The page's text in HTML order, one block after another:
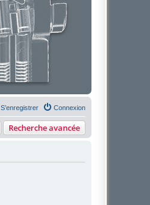
Connexion
S’enregistrer
Recherche avancée